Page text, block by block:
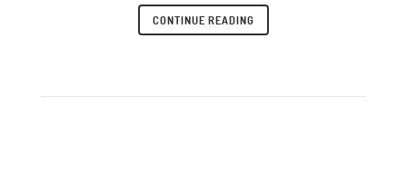
CONTINUE READING